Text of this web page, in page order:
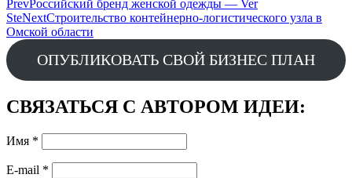
Post
navigation
PrevРоссийский бренд женской одежды — Ver
SteNextСтроительство контейнерно-логистического узла в
Омской области
ОПУБЛИКОВАТЬ СВОЙ БИЗНЕС ПЛАН
СВЯЗАТЬСЯ С АВТОРОМ ИДЕИ:
Имя *
E-mail *